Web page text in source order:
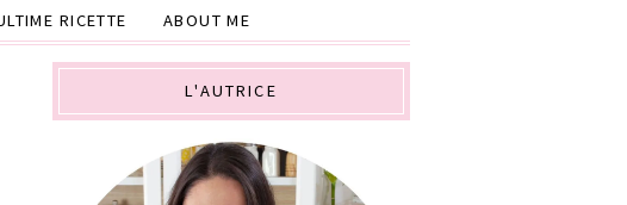
RICETTE ABOUT ME
L'AUTRICE